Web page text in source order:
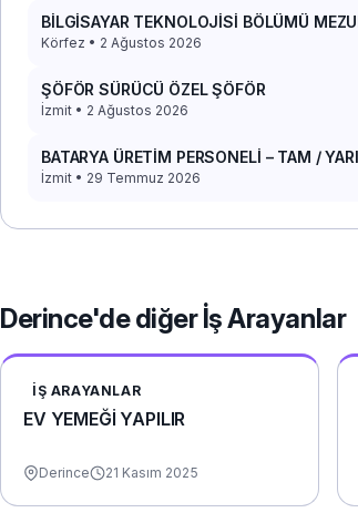
BİLGİSAYAR TEKNOLOJİSİ BÖLÜMÜ
DACİA DOKKER 2017 PANELVAN ARACIM
Körfez • 2 Ağustos 2026
ŞÖFÖR SÜRÜCÜ ÖZEL ŞÖFÖR
İzmit • 2 Ağustos 2026
BATARYA ÜRETİM PERSONELİ – TAM / YARI
ZAMANLI (YEMEK+YOL)
İzmit • 29 Temmuz 2026
Derince'de diğer İş Arayanlar
İŞ ARAYANLAR
EV YEMEĞİ YAPILIR
Derince 21 Kasım 2025